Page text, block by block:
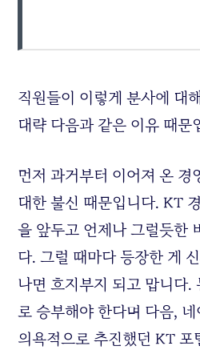
직원들이 이렇게 분사에 대
대략 다음과 같은 이유 때문
먼저 과거부터 이어져 온 경
대한 불신 때문입니다. KT
을 앞두고 언제나 그럴듯한
다. 그럴 때마다 등장한 게
나면 흐지부지 되고 맙니다.
로 승부해야 한다며 다음,
의욕적으로 추진했던 KT